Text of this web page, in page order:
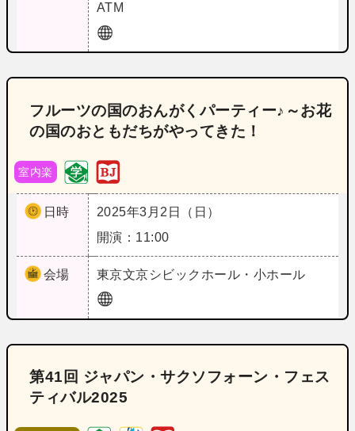
ATM
フルーツの国のおんがくパーティー♪～お花
の国のおともだちがやってきた！
室内楽
日時
2025年3月2日（日）
開演：11:00
会場 東京文京シビックホール・小ホール
第41回 ジャパン・サクソフォーン・フェス
ティバル2025